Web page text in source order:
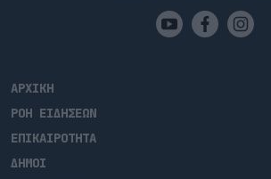
ΑΡΧΙΚΗ
ΡΟΗ ΕΙΔΗΣΕΩΝ
ΕΠΙΚΑΙΡΟΤΗΤΑ
ΔΗΜΟΙ